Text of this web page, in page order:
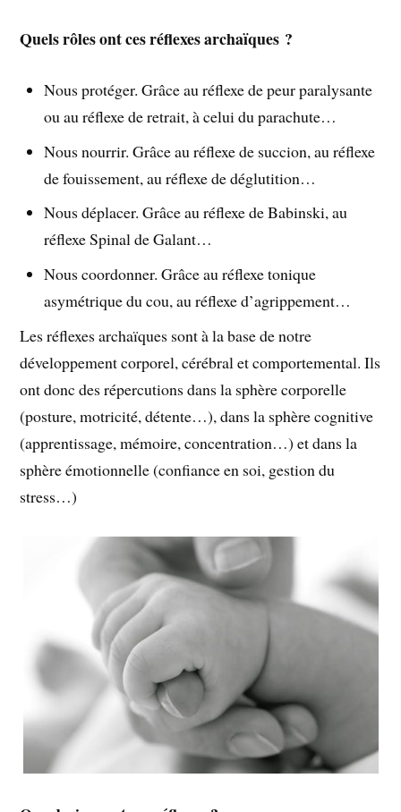
Quels rôles ont ces réflexes archaïques ?
Nous protéger. Grâce au réflexe de peur paralysante
ou au réflexe de retrait, à celui du parachute…
Nous nourrir. Grâce au réflexe de succion, au réflexe
de fouissement, au réflexe de déglutition…
Nous déplacer. Grâce au réflexe de Babinski, au
réflexe Spinal de Galant…
Nous coordonner. Grâce au réflexe tonique
asymétrique du cou, au réflexe d’agrippement…
Les réflexes archaïques sont à la base de notre
développement corporel, cérébral et comportemental. Ils
ont donc des répercutions dans la sphère corporelle
(posture, motricité, détente…), dans la sphère cognitive
(apprentissage, mémoire, concentration…) et dans la
sphère émotionnelle (confiance en soi, gestion du
stress…)